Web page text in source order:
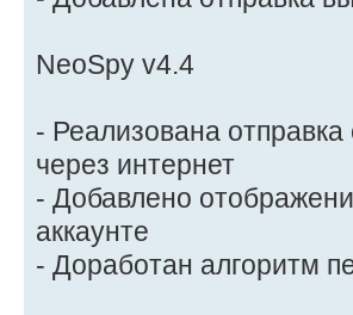
NeoSpy v4.4
- Реализована
через интернет
- Добавлено
аккаунте
- Доработан алгоритм